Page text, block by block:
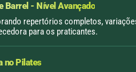
Barrel - Nível Avançado
repertórios completos,
para os praticantes.
no Pilates